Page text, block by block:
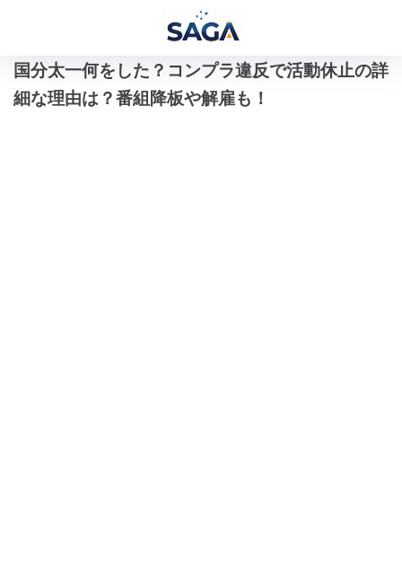
国分太一何をした？コンプラ違反で活動休止の詳
細な理由は？番組降板や解雇も！